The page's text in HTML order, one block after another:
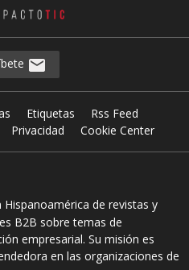
Etiquetas
Rss Feed
Privacidad Cookie Center
Hispanoamérica de revistas y
B2B sobre temas de
empresarial. Su misión es
en las organizaciones de